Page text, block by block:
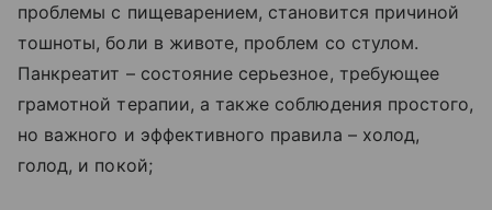
проблемы с пищеварением, становится причиной
тошноты, боли в животе, проблем со стулом.
Панкреатит – состояние серьезное, требующее
грамотной терапии, а также соблюдения простого,
но важного и эффективного правила – холод,
голод, и покой;